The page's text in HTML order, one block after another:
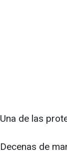
Una de las
Decenas de